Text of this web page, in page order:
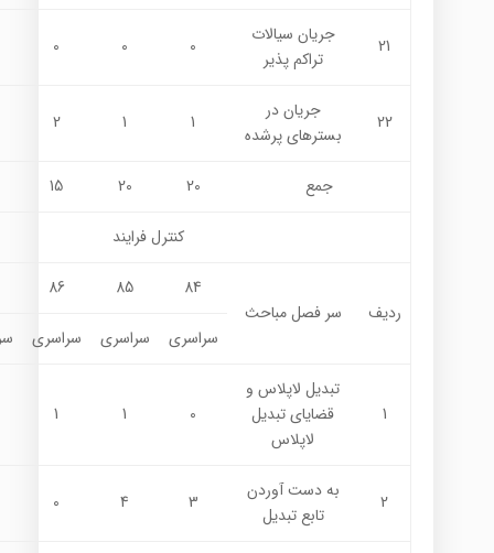
21
جريان سيالات
تراكم پذير
0
0
0
22
جريان در
بسترهاي پرشده
1
1
2
جمع 20
20
15
كنترل فرايند
ردیف سر فصل مباحث
84
85
86
سراسری سراسری سراسری
1
تبديل لاپلاس و
قضاياي تبديل
لاپلاس
0
1
1
2
به دست آوردن
تابع تبديل
3
4
0